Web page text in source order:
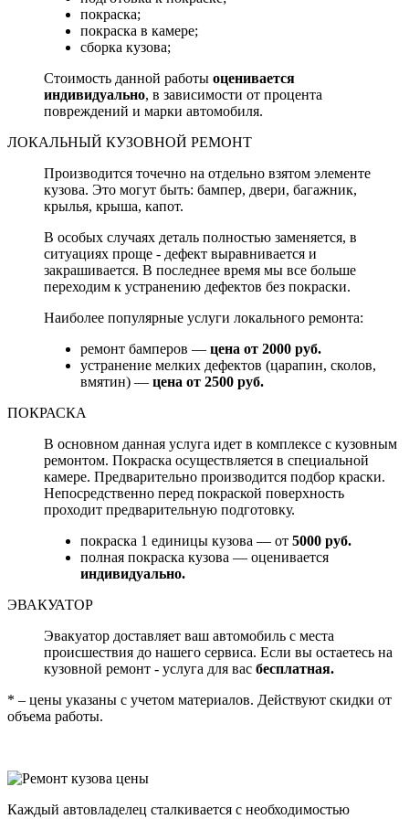
покраска;
покраска в камере;
сборка кузова;
Стоимость данной работы оценивается
индивидуально, в зависимости от процента
повреждений и марки автомобиля.
ЛОКАЛЬНЫЙ КУЗОВНОЙ РЕМОНТ
Производится точечно на отдельно взятом элементе
кузова. Это могут быть: бампер, двери, багажник,
крылья, крыша, капот.
В особых случаях деталь полностью заменяется, в
ситуациях проще - дефект выравнивается и
закрашивается. В последнее время мы все больше
переходим к устранению дефектов без покраски.
Наиболее популярные услуги локального ремонта:
ремонт бамперов — цена от 2000 руб.
устранение мелких дефектов (царапин, сколов,
вмятин) — цена от 2500 руб.
ПОКРАСКА
В основном данная услуга идет в комплексе с кузовным
ремонтом. Покраска осуществляется в специальной
камере. Предварительно производится подбор краски.
Непосредственно перед покраской поверхность
проходит предварительную подготовку.
покраска 1 единицы кузова — от 5000 руб.
полная покраска кузова — оценивается
индивидуально.
ЭВАКУАТОР
Эвакуатор доставляет ваш автомобиль с места
происшествия до нашего сервиса. Если вы остаетесь на
кузовной ремонт - услуга для вас бесплатная.
* – цены указаны с учетом материалов. Действуют скидки от
объема работы.
Каждый автовладелец сталкивается с необходимостью